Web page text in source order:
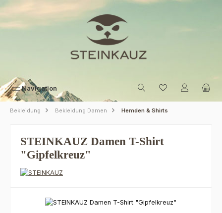
Zum Hauptinhalt springen
Navigation
Bekleidung Bekleidung Damen Hemden & Shirts
STEINKAUZ Damen T-Shirt
"Gipfelkreuz"
Bildergalerie überspringen